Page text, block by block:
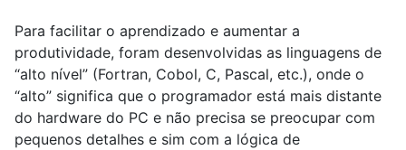
Para facilitar o aprendizado e aumentar a
produtividade, foram desenvolvidas as linguagens de
“alto nível” (Fortran, Cobol, C, Pascal, etc.), onde o
“alto” significa que o programador está mais distante
do hardware do PC e não precisa se preocupar com
pequenos detalhes e sim com a lógica de